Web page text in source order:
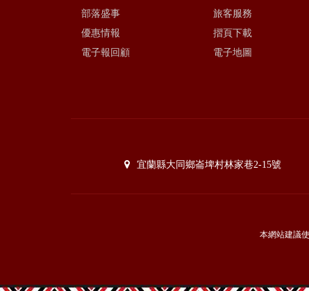
部落盛事
優惠情報
電子報回顧
旅客服務
摺頁下載
電子地圖
宜蘭縣大同鄉崙埤村林家巷2-15號
本網站建議